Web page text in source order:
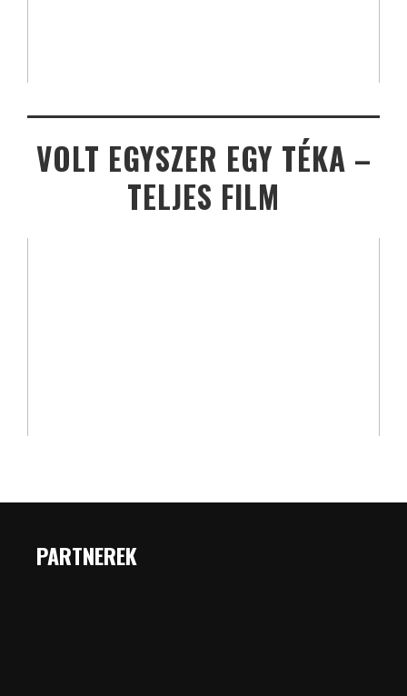
VOLT EGYSZER EGY TÉKA –
TELJES FILM
PARTNEREK